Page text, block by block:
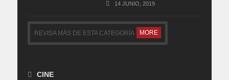
14 JUNIO, 2019
REVISA MÁS DE ESTA CATEGORÍA MORE
CINE